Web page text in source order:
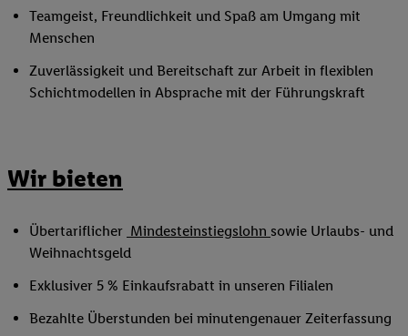
Teamgeist, Freundlichkeit und Spaß am Umgang mit
Menschen
Zuverlässigkeit und Bereitschaft zur Arbeit in flexiblen
Schichtmodellen in Absprache mit der Führungskraft
Wir bieten
Übertariflicher Mindesteinstiegslohn sowie Urlaubs- und
Weihnachtsgeld
Exklusiver 5 % Einkaufsrabatt in unseren Filialen
Bezahlte Überstunden bei minutengenauer Zeiterfassung